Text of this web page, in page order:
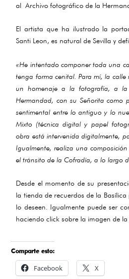
al Archivo fotográfico de la
El artista que ha ilustrado la
Santi Leon, es natural de Sevilla y
«He intentado componer toda una
tenga forma cenital. Para mí, la calle
un homenaje a la fotografía, a
Hermandad, con su Señorita como
sentimental entre lo antiguo y lo
Mixto (técnica digital y papel
obra está intervenida digitalmente,
Igualmente, realiza una
el tránsito de la Cofradía, a lo largo
Desde el momento de su
la tienda de recuerdos de la
lo deseen. Igualmente puede ser
haciendo click sobre la imagen de la
Comparte esto:
Facebook X